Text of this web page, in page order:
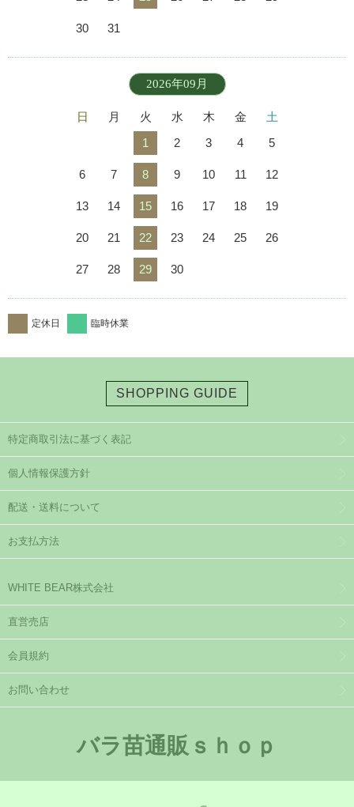
30 31
2026年09月
日 月 火 水 木 金
土
1
2 3 4 5
6 7 8 9 10 11 12
13 14 15 16 17 18 19
20 21 22 23 24 25 26
27 28 29 30
定休日 臨時休業
SHOPPING GUIDE
特定商取引法に基づく表記
個人情報保護方針
配送・送料について
お支払方法
WHITE BEAR株式会社
直営売店
会員規約
お問い合わせ
バラ苗通販ｓｈｏｐ